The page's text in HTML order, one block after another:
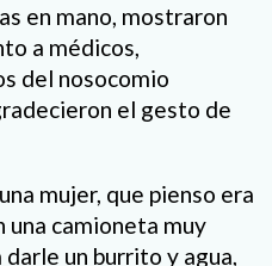
en mano, mostraron
a médicos,
del nosocomio
el gesto de
mujer, que pienso era
una camioneta muy
un burrito y agua,